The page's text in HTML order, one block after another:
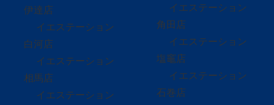
伊達店
イエステーション
白河店
イエステーション
相馬店
イエステーション
イエステーション
角田店
イエステーション
塩竈店
イエステーション
石巻店